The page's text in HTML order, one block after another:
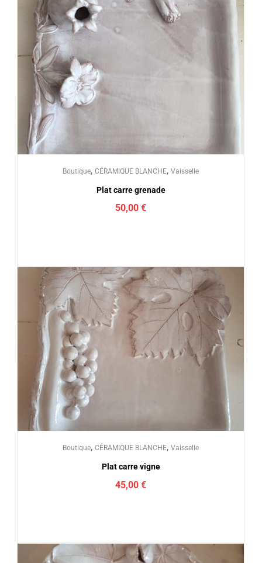
Boutique, CÉRAMIQUE BLANCHE, Vaisselle
Plat carre grenade
50,00 €
Boutique, CÉRAMIQUE BLANCHE, Vaisselle
Plat carre vigne
45,00 €